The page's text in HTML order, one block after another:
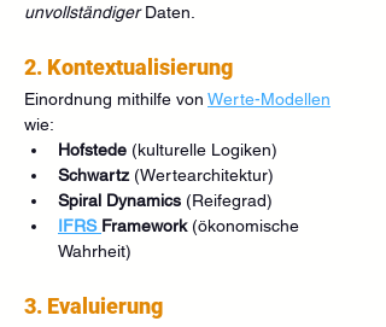
unvollständiger Daten.
2. Kontextualisierung
Einordnung mithilfe von Werte-Modellen
wie:
Hofstede (kulturelle Logiken)
Schwartz (Wertearchitektur)
Spiral Dynamics (Reifegrad)
IFRS Framework (ökonomische
Wahrheit)
3. Evaluierung